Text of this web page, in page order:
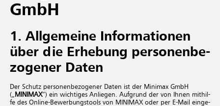
GmbH
1. All­ge­mei­ne In­for­ma­tio­nen
über die Er­he­bung per­so­nen­be­
zo­ge­ner Daten
Der Schutz per­so­nen­be­zo­ge­ner Daten ist der Minimax GmbH
(„ MINIMAX“) ein wich­ti­ges An­lie­gen. Auf­grund der von Ihnen mit­hil­
fe des On­line-Be­wer­bungs­tools von MINIMAX oder per E-Mail ein­ge­